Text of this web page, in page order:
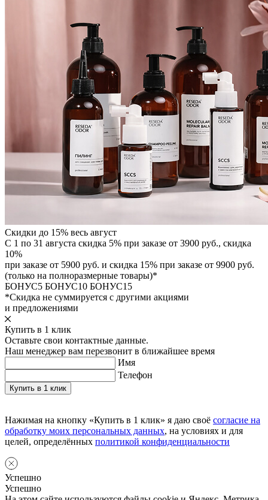
Скидки до 15% весь август
С 1 по 31 августа скидка 5% при заказе от 3900 руб., скидка
10%
при заказе от 5900 руб. и скидка 15% при заказе от 9900 руб.
(только на полноразмерные товары)*
БОНУС5 БОНУС10 БОНУС15
*Скидка не суммируется с другими акциями
и предложениями
Купить в 1 клик
Оставьте свои контактные данные.
Наш менеджер вам перезвонит в ближайшее время
Имя
Телефон
Нажимая на кнопку «Купить в 1 клик» я даю своё согласие на
обработку моих персональных данных, на условиях и для
целей, определённых политикой конфиденциальности
Успешно
Успешно